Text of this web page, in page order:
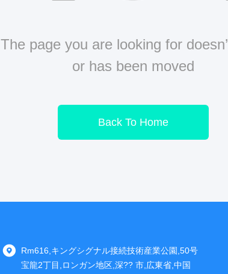
The page you are looking for
or has been moved
Back To Home
Rm616,キングシグナル接続技術産業公園,50号
宝龍2丁目,ロンガン地区,深?? 市,広東省,中国